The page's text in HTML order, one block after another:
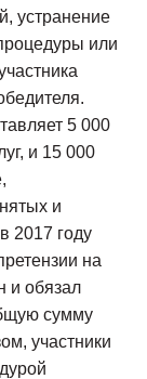
устранение
или
5 000
и 15 000
и
2017 году
на
и обязал
сумму
участники